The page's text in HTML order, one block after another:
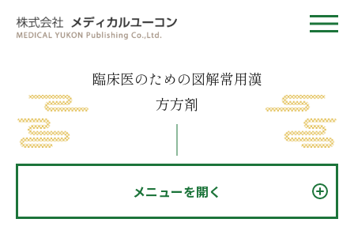
臨床医のための図解常用漢
方方剤
メニューを開く